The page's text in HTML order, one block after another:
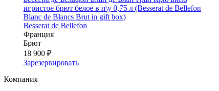
игристое брют белое в п\у 0,75 л (Besserat de Bellefon
Blanc de Blancs Brut in gift box)
Besserat de Bellefon
Франция
Брют
18 900 ₽
Зарезервировать
Компания